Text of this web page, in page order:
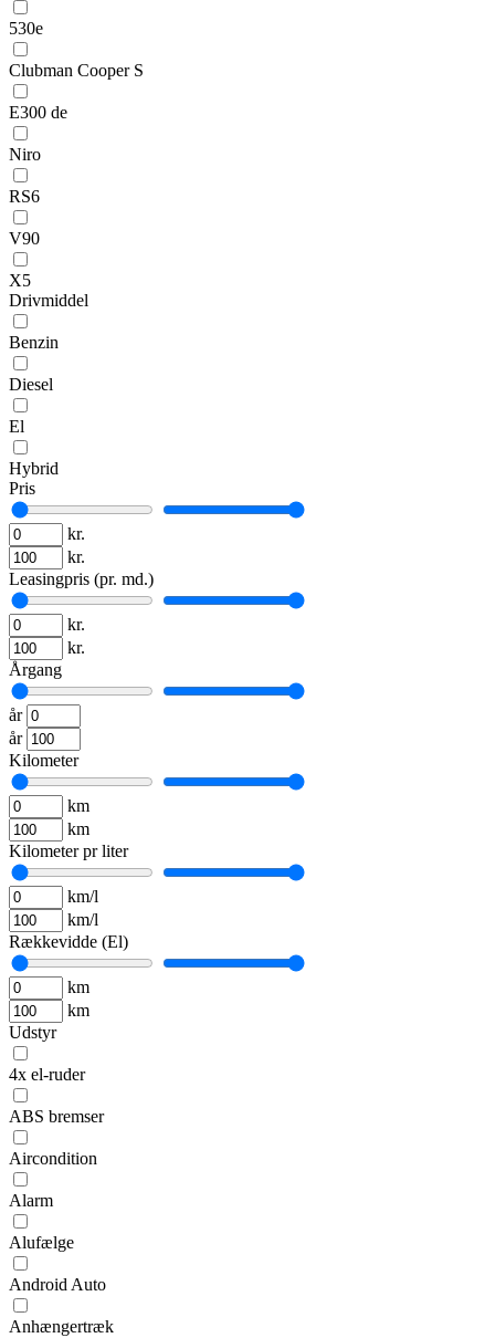
530e
Clubman Cooper S
E300 de
Niro
RS6
V90
X5
Drivmiddel
Benzin
Diesel
El
Hybrid
Pris
kr.
kr.
Leasingpris (pr. md.)
kr.
kr.
Årgang
år
år
Kilometer
km
km
Kilometer pr liter
km/l
km/l
Rækkevidde (El)
km
km
Udstyr
4x el-ruder
ABS bremser
Aircondition
Alarm
Alufælge
Android Auto
Anhængertræk